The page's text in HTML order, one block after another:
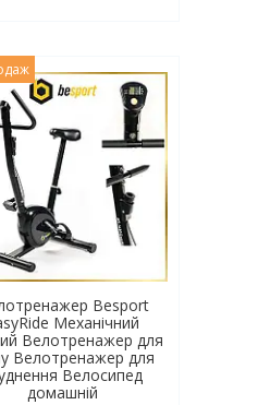
Besport
Механічний
Велотренажер для
Велотренажер для
Велосипед
домашній